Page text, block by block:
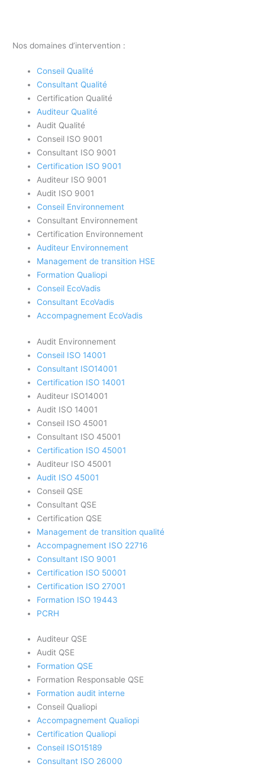
Nos domaines d’intervention :
Conseil Qualité
Consultant Qualité
Certification Qualité
Auditeur Qualité
Audit Qualité
Conseil ISO 9001
Consultant ISO 9001
Certification ISO 9001
Auditeur ISO 9001
Audit ISO 9001
Conseil Environnement
Consultant Environnement
Certification Environnement
Auditeur Environnement
Management de transition HSE
Formation Qualiopi
Conseil EcoVadis
Consultant EcoVadis
Accompagnement EcoVadis
Audit Environnement
Conseil ISO 14001
Consultant ISO14001
Certification ISO 14001
Auditeur ISO14001
Audit ISO 14001
Conseil ISO 45001
Consultant ISO 45001
Certification ISO 45001
Auditeur ISO 45001
Audit ISO 45001
Conseil QSE
Consultant QSE
Certification QSE
Management de transition qualité
Accompagnement ISO 22716
Consultant ISO 9001
Certification ISO 50001
Certification ISO 27001
Formation ISO 19443
PCRH
Auditeur QSE
Audit QSE
Formation QSE
Formation Responsable QSE
Formation audit interne
Conseil Qualiopi
Accompagnement Qualiopi
Certification Qualiopi
Conseil ISO15189
Consultant ISO 26000